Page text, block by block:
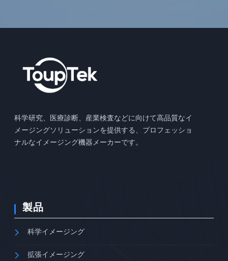
科学研究、医療診断、産業検査などに向けて高品質なイ
メージングソリューションを提供する、プロフェッショ
ナルなイメージング機器メーカーです。
製品
科学イメージング
拡張イメージング